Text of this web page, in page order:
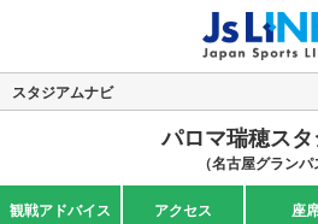
スタジアムナビ
パロマ瑞穂ス
（名古屋グランパ
観戦アドバイス アクセス 座